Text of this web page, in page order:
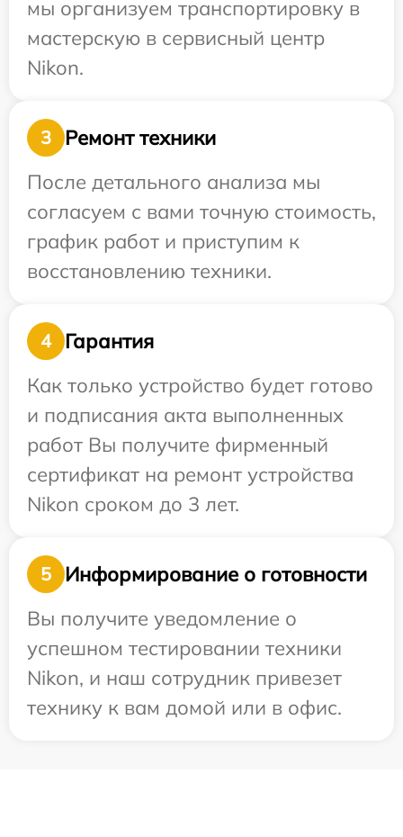
мы организуем транспортировку в
мастерскую в сервисный центр
Nikon.
3
Ремонт техники
После детального анализа мы
согласуем с вами точную стоимость,
график работ и приступим к
восстановлению техники.
4
Гарантия
Как только устройство будет готово
и подписания акта выполненных
работ Вы получите фирменный
сертификат на ремонт устройства
Nikon сроком до 3 лет.
5
Информирование о готовности
Вы получите уведомление о
успешном тестировании техники
Nikon, и наш сотрудник привезет
технику к вам домой или в офис.